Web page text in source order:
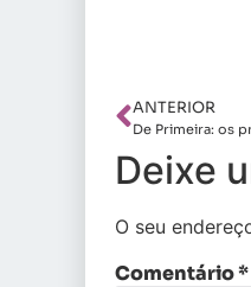
ANTERIOR
De Primeira: os
Deixe
O seu
Comentário*